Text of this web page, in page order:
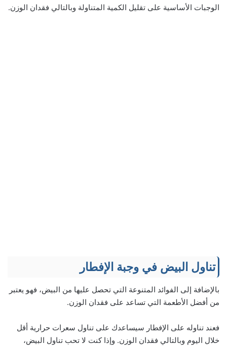
الوجبات الأساسية على تقليل الكمية المتناولة وبالتالي فقدان الوزن.
تناول البيض في وجبة الإفطار
بالإضافة إلى الفوائد المتنوعة التي تحصل عليها من البيض، فهو يعتبر
من أفضل الأطعمة التي تساعد على فقدان الوزن.
فعند تناوله على الإفطار سيساعدك على تناول سعرات حرارية أقل
خلال اليوم وبالتالي فقدان الوزن. وإذا كنت لا تحب تناول البيض،